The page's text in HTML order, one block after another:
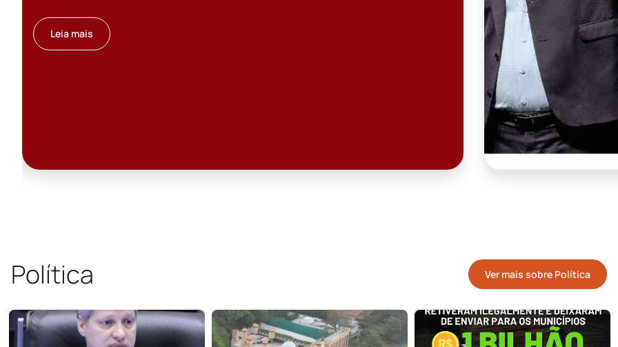
Leia mais
Política Ver mais sobre Política